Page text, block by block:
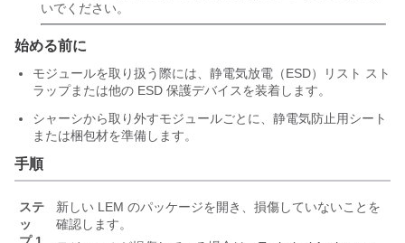
いでください。
始める前に
モジュールを取り扱う際には、静電気放電（ESD）リスト スト
ラップまたは他の ESD 保護デバイスを装着します。
シャーシから取り外すモジュールごとに、静電気防止用シート
または梱包材を準備します。
手順
ステ
ッ
新しい LEM のパッケージを開き、損傷していないことを
確認します。